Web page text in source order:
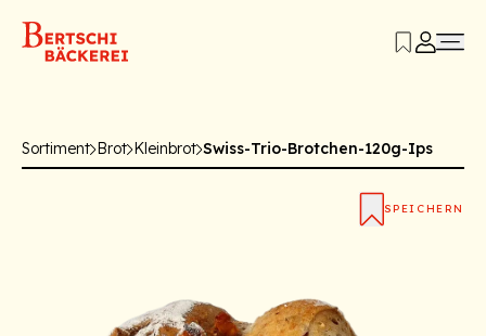
Sortiment Brot Kleinbrot Swiss-Trio-Brotchen-120g-Ips
SPEICHERN